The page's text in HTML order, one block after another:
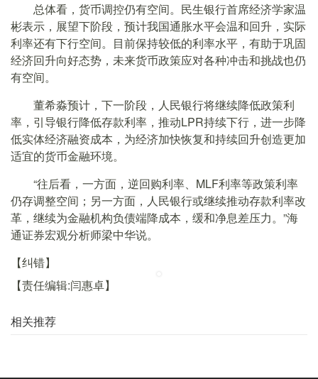
总体看，货币调控仍有空间。民生银行首席经济学家温
彬表示，展望下阶段，预计我国通胀水平会温和回升，实际
利率还有下行空间。目前保持较低的利率水平，有助于巩固
经济回升向好态势，未来货币政策应对各种冲击和挑战也仍
有空间。
董希淼预计，下一阶段，人民银行将继续降低政策利
率，引导银行降低存款利率，推动LPR持续下行，进一步降
低实体经济融资成本，为经济加快恢复和持续回升创造更加
适宜的货币金融环境。
“往后看，一方面，逆回购利率、MLF利率等政策利率
仍存调整空间；另一方面，人民银行或继续推动存款利率改
革，继续为金融机构负债端降成本，缓和净息差压力。”海
通证券宏观分析师梁中华说。
【纠错】
【责任编辑:闫惠卓】
相关推荐